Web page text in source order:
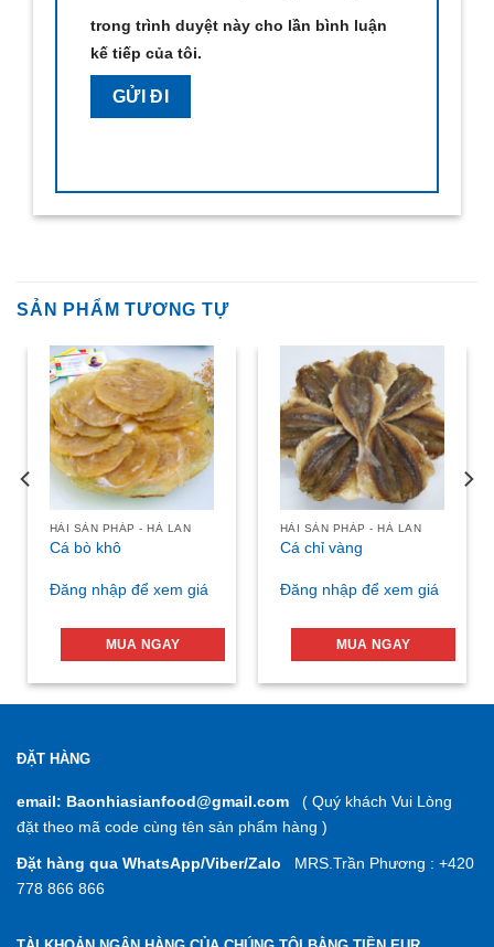
trong trình duyệt này cho lần bình luận
kế tiếp của tôi.
SẢN PHẨM TƯƠNG TỰ
HẢI SẢN PHÁP - HÀ LAN
Cá bò khô
Đăng nhập để xem giá
MUA NGAY
HẢI SẢN PHÁP - HÀ LAN
Cá chỉ vàng
Đăng nhập để xem giá
MUA NGAY
ĐẶT HÀNG
email: Baonhiasianfood@gmail.com ( Quý khách Vui Lòng
đặt theo mã code cùng tên sản phẩm hàng )
Đặt hàng qua WhatsApp/Viber/Zalo MRS.Trần Phương : +420
778 866 866